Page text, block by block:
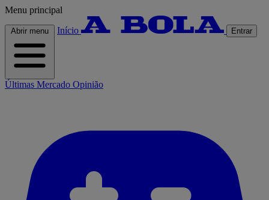
Menu principal
Abrir menu Início Entrar
Últimas Mercado Opinião